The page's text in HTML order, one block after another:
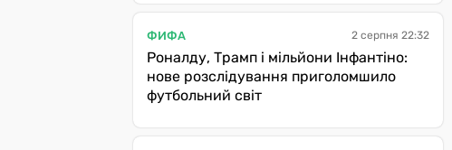
ФИФА 2 серпня 22:32
Роналду, Трамп і мільйони Інфантіно:
нове розслідування приголомшило
футбольний світ